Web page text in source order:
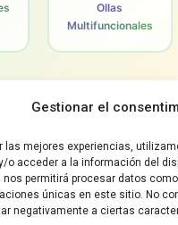
Gestionar el
las mejores experiencias,
o acceder a la información del
permitirá procesar datos
únicas en este sitio. No
negativamente a ciertas
Ollas
Multifuncionales